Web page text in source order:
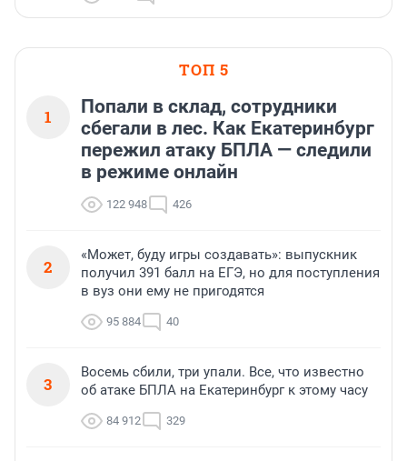
ТОП 5
1
Попали в склад, сотрудники
сбегали в лес. Как Екатеринбург
пережил атаку БПЛА — следили
в режиме онлайн
122 948 426
2
«Может, буду игры создавать»: выпускник
получил 391 балл на ЕГЭ, но для поступления
в вуз они ему не пригодятся
95 884 40
3
Восемь сбили, три упали. Все, что известно
об атаке БПЛА на Екатеринбург к этому часу
84 912 329